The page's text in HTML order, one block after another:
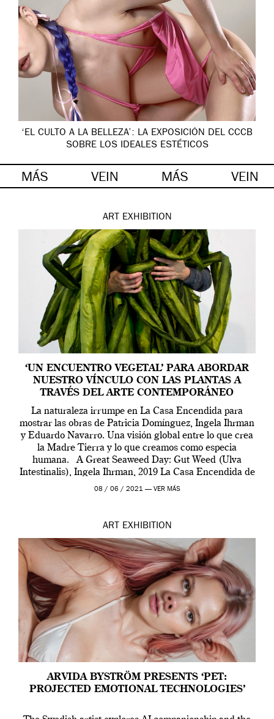
‘EL CULTO A LA BELLEZA’: LA EXPOSICIÓN DEL CCCB
SOBRE LOS IDEALES ESTÉTICOS
MÁS VEIN MÁS VEIN
ART EXHIBITION
‘UN ENCUENTRO VEGETAL’ PARA ABORDAR
NUESTRO VÍNCULO CON LAS PLANTAS A
TRAVÉS DEL ARTE CONTEMPORÁNEO
La naturaleza irrumpe en La Casa Encendida para
mostrar las obras de Patricia Domínguez, Ingela Ihrman
y Eduardo Navarro. Una visión global entre lo que crea
la Madre Tierra y lo que creamos como especia
humana. A Great Seaweed Day: Gut Weed (Ulva
Intestinalis), Ingela Ihrman, 2019 La Casa Encendida de
Madrid y la Wellcome […]
08 / 06 / 2021 — VER MÁS
ART EXHIBITION
ARVIDA BYSTRÖM PRESENTS ‘PET:
PROJECTED EMOTIONAL TECHNOLOGIES’